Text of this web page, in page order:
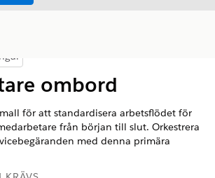
ombord
för att standardisera arbetsflödet för
från början till slut. Orkestrera
med denna primära